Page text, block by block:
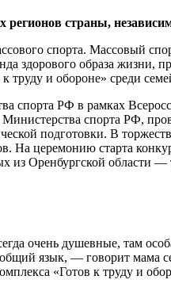
регионов страны,
спорта. Массовый
здорового образа жизни,
труду и обороне» среди
спорта РФ в рамках
спорта РФ,
подготовки. В
На церемонию старта
Оренбургской области —
очень душевные, там
язык, — говорит мама
«Готов к труду и